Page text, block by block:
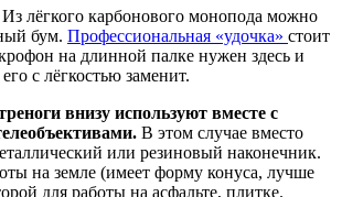
Из лёгкого карбонового монопода можно
бум. Профессиональная «удочка» стоит
на длинной палке нужен здесь и
с лёгкостью заменит.
внизу используют вместе с
В этом случае вместо
или резиновый наконечник.
на земле (имеет форму конуса, лучше
для работы на асфальте, плитке.